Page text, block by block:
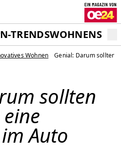
TRENDSWOHNEN
Wohnen Genial: Darum sollten
sollten
Auto